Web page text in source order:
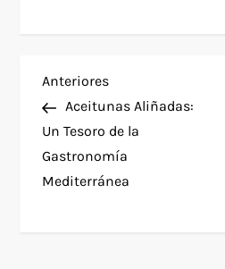
N
a
v
Entrada
anterior
Anteriores
Aceitunas Aliñadas:
Un Tesoro de la
Gastronomía
Mediterránea